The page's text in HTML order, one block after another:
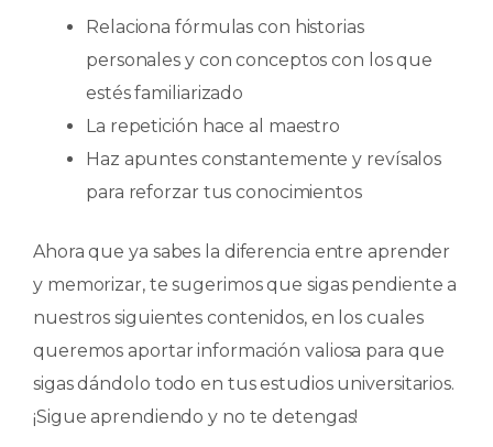
Relaciona fórmulas con historias
personales y con conceptos con los que
estés familiarizado
La repetición hace al maestro
Haz apuntes constantemente y revísalos
para reforzar tus conocimientos
Ahora que ya sabes la diferencia entre aprender
y memorizar, te sugerimos que sigas pendiente a
nuestros siguientes contenidos, en los cuales
queremos aportar información valiosa para que
sigas dándolo todo en tus estudios universitarios.
¡Sigue aprendiendo y no te detengas!